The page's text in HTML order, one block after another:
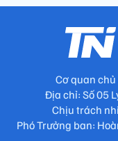
Cơ quan
Địa chỉ: Số 05
Chịu trách
Phó Trưởng ban: